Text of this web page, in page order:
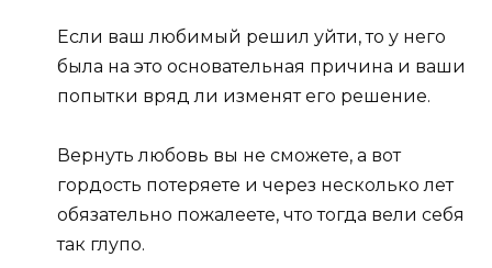
Если ваш любимый решил уйти, то у него
была на это основательная причина и ваши
попытки вряд ли изменят его решение.
Вернуть любовь вы не сможете, а вот
гордость потеряете и через несколько лет
обязательно пожалеете, что тогда вели себя
так глупо.